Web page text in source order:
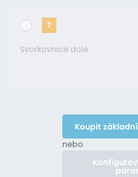
7
Svorkovnice dole
Koupit
nebo